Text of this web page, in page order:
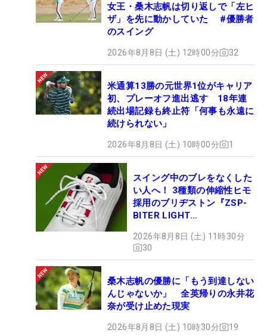
女王・桑木志帆は切り返しで「左ヒ
ザ」を先に動かしていた #優勝者
のスイング
2026年8月8日 (土) 12時00分 32
米通算13勝の元世界1位がキャリア
初、プレーオフ進出逃す 18年連
続出場記録も終止符「何事も永遠に
続けられない」
2026年8月8日 (土) 10時00分 1
スイング中のブレをなくした
い人へ！ 3種類の伸縮性ヒモ
採用のブリヂストン『ZSP-
BITER LIGHT
ュー
2026年8月8日 (土) 11時30分
30
桑木志帆の優勝に「もう到達しない
んじゃないか」 全英帰りの永井花
奈が受け止めた現実
2026年8月8日 (土) 10時30分 19